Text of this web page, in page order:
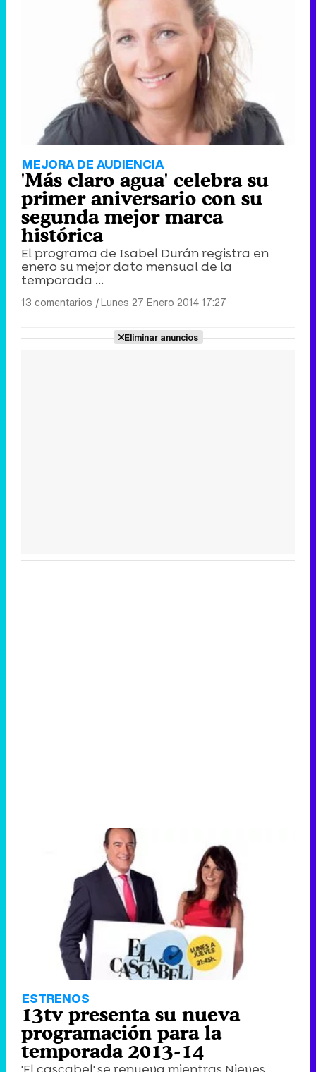
MEJORA DE AUDIENCIA
'Más claro agua' celebra su
primer aniversario con su
segunda mejor marca
histórica
El programa de Isabel Durán registra en
enero su mejor dato mensual de la
temporada ...
13 comentarios |Lunes 27 Enero 2014 17:27
Eliminar anuncios
ESTRENOS
13tv presenta su nueva
programación para la
temporada 2013-14